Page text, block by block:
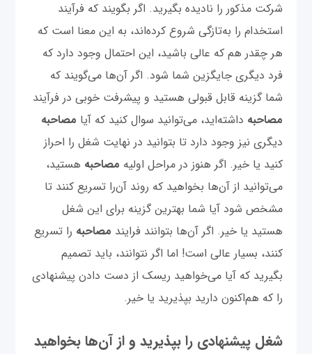
شرکت مذکور را نادیده بگیرید. اگر بگویند که فرآیند
استخدام را به‌تازگی شروع کرده‌اند، به این معنا است که
هر چقدر هم که عالی باشید، این احتمال وجود دارد که
فرد دیگری جایگزین شما شود. اگر آن‌ها می‌گویند که
شما گزینه قابل قبولی هستید و پیشرفت خوبی در فرآیند
مصاحبه داشته‌اید، می‌توانید سوال کنید که آیا مصاحبه
دیگری نیز وجود دارد تا بتوانید در نهایت شغل را احراز
کنید یا خیر. اگر هنوز در مراحل اولیه مصاحبه هستید،
می‌توانید از آن‌ها بخواهید که روند آن‌را تسریع کنند تا
مشخص شود آیا شما بهترین گزینه برای این شغل
هستید یا خیر. اگر آن‌ها بتوانند فرایند مصاحبه را تسریع
کنند، بسیار عالی است! اما اگر نتوانند، باید تصمیم
بگیرید که آیا می‌خواهید ریسک از دست دادن پیشنهادی
را که هم‌اکنون دارید بپذیرید یا خیر.
شغل پیشنهادی را بپذیرید و از آن‌ها بخواهید